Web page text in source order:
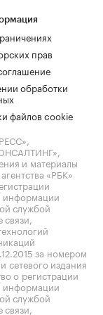
прав
обработки
файлов cookie
и материалы
«РБК»
информации
службой
связи,
за номером
издания
о регистрации
информации
службой
связи,